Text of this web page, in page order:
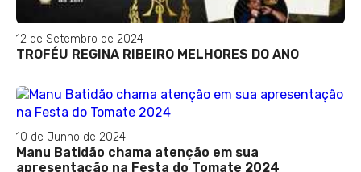
12 de Setembro de 2024
TROFÉU REGINA RIBEIRO MELHORES DO ANO
10 de Junho de 2024
Manu Batidão chama atenção em sua
apresentação na Festa do Tomate 2024